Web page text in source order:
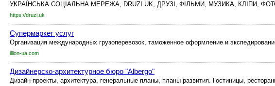
УКРАЇНСЬКА СОЦІАЛЬНА МЕРЕЖА, DRUZI.UK, ДРУЗІ, ФІЛЬМИ, МУЗИКА, КЛІПИ,
https://druzi.uk
Супермаркет услуг
Организация международных грузоперевозок, таможенное оформление и
illion-ua.com
Дизайнерско-архитектурное бюро "Albergo"
Дизайн-проекты, архитектура, генеральные планы, планы развития. Гостиницы,